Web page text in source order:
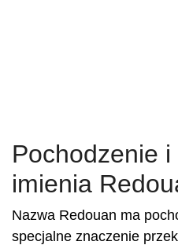
Pochodzenie
imienia
Nazwa Redouan ma
specjalne znaczenie